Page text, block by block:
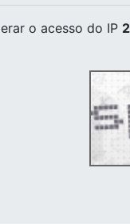
o acesso do IP